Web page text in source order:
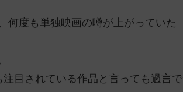
何度も単独映画の噂が上がっていた
目されている作品と言っても過言で